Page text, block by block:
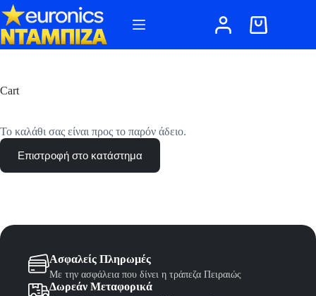
Μετάβαση
στο
περιεχόμενο
Καλάθι
Cart
Το καλάθι σας είναι προς το παρόν άδειο.
Επιστροφή στο κατάστημα
Ασφαλείς Πληρωμές
Με την ασφάλεια που δίνει η τράπεζα Πειραιώς
Δωρεάν Μεταφορικά